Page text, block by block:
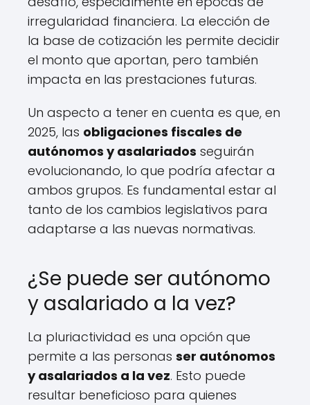
irregularidad financiera. La elección de
la base de cotización les permite decidir
el monto que aportan, pero también
impacta en las prestaciones futuras.
Un aspecto a tener en cuenta es que, en
2025, las obligaciones fiscales de
autónomos y asalariados seguirán
evolucionando, lo que podría afectar a
ambos grupos. Es fundamental estar al
tanto de los cambios legislativos para
adaptarse a las nuevas normativas.
¿Se puede ser autónomo
y asalariado a la vez?
La pluriactividad es una opción que
permite a las personas ser autónomos
y asalariados a la vez. Esto puede
resultar beneficioso para quienes